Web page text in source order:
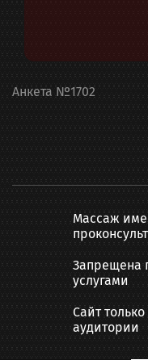
Анкета №1702
Массаж
Запрещена
услугами
Сайт
аудитории